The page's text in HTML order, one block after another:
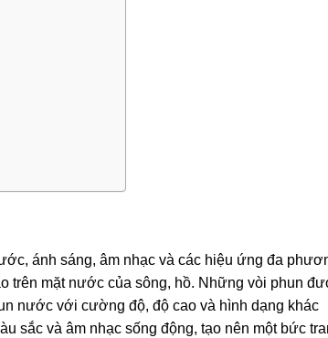
ánh sáng, âm nhạc và các hiệu ứng đa
trên mặt nước của sông, hồ. Những vòi phun
nước với cường độ, độ cao và hình dạng khác
sắc và âm nhạc sống động, tạo nên một bức